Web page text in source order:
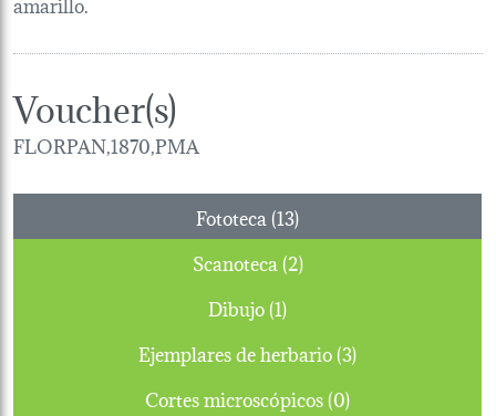
Voucher(s)
FLORPAN,1870,PMA
Fototeca (13)
Scanoteca (2)
Dibujo (1)
Ejemplares de herbario (3)
Cortes microscópicos (0)